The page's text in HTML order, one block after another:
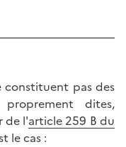
constituent pas des
dites,
de l'article 259 B du
le cas :